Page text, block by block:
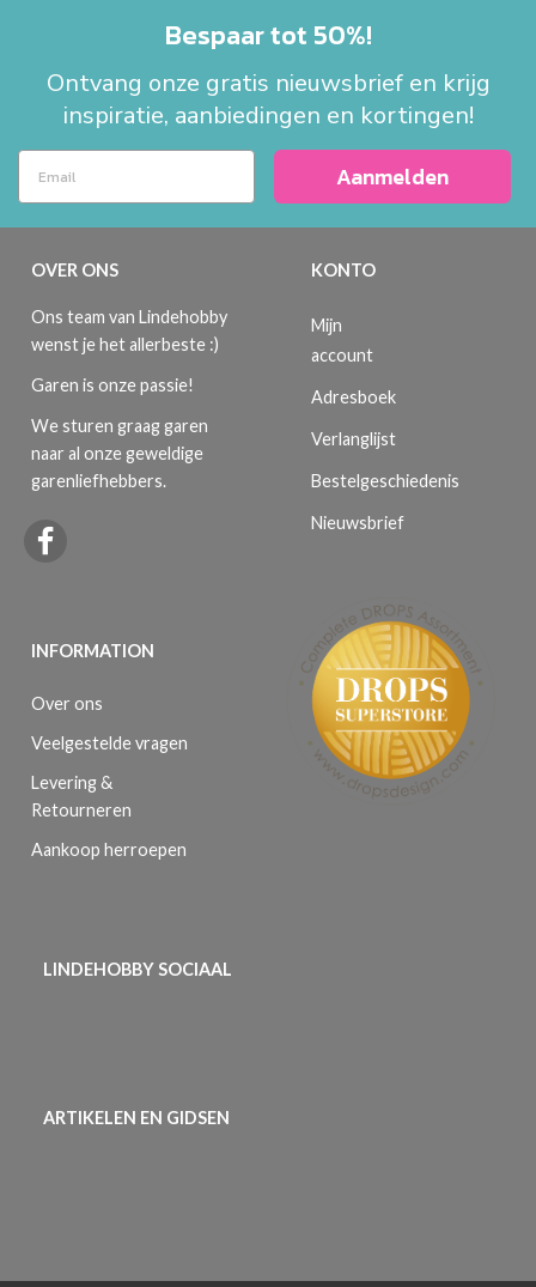
Bespaar tot 50%!
Ontvang onze gratis nieuwsbrief en krijg
inspiratie, aanbiedingen en kortingen!
Aanmelden
OVER ONS
Ons team van Lindehobby
wenst je het allerbeste :)
Garen is onze passie!
We sturen graag garen
naar al onze geweldige
garenliefhebbers.
INFORMATION
Over ons
Veelgestelde vragen
Levering &
Retourneren
Aankoop herroepen
KONTO
Mijn
account
Adresboek
Verlanglijst
Bestelgeschiedenis
Nieuwsbrief
LINDEHOBBY SOCIAAL
ARTIKELEN EN GIDSEN